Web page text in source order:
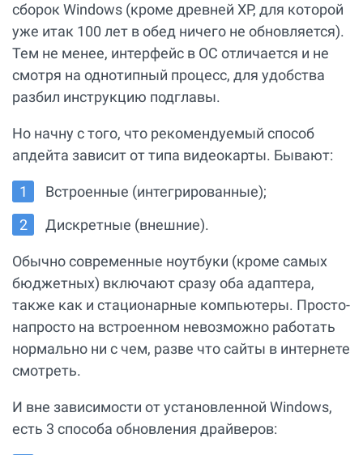
сборок Windows (кроме древней XP, для которой
уже итак 100 лет в обед ничего не обновляется).
Тем не менее, интерфейс в ОС отличается и не
смотря на однотипный процесс, для удобства
разбил инструкцию подглавы.
Но начну с того, что рекомендуемый способ
апдейта зависит от типа видеокарты. Бывают:
Встроенные (интегрированные);
Дискретные (внешние).
Обычно современные ноутбуки (кроме самых
бюджетных) включают сразу оба адаптера,
также как и стационарные компьютеры. Просто-
напросто на встроенном невозможно работать
нормально ни с чем, разве что сайты в интернете
смотреть.
И вне зависимости от установленной Windows,
есть 3 способа обновления драйверов: